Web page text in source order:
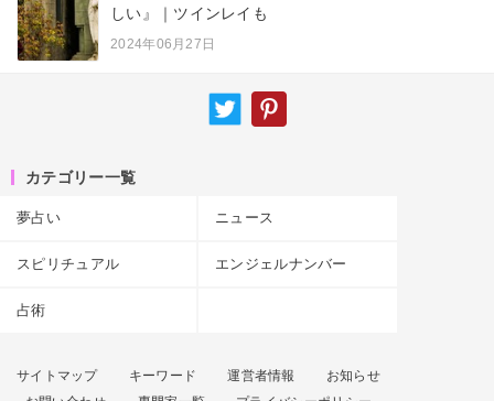
しい』｜ツインレイも
2024年06月27日
カテゴリー一覧
夢占い ニュース
スピリチュアル エンジェルナンバー
占術
サイトマップ キーワード 運営者情報
お知らせ